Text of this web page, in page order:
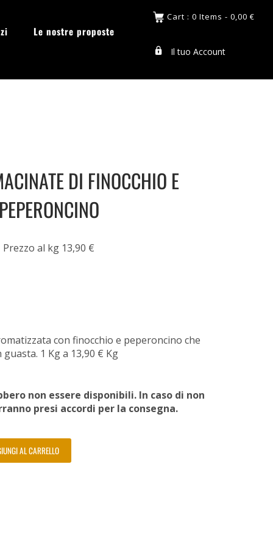
Le nostre proposte
Cart : 0 Items - 0,00 €
Il tuo Account
DI FINOCCHIO E
Prezzo al kg 13,90 €
con finocchio e peperoncino che
1 Kg a 13,90 € Kg
non essere disponibili. In caso di non
presi accordi per la consegna.
AL CARRELLO